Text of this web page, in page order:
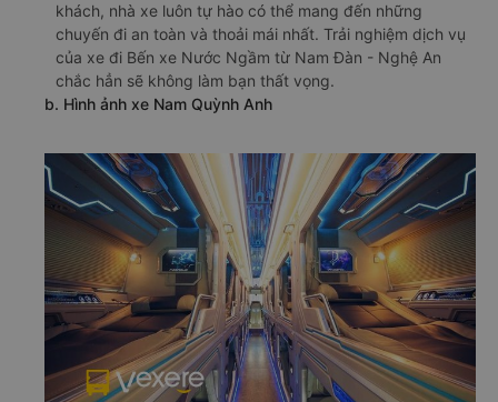
khách, nhà xe luôn tự hào có thể mang đến những
chuyến đi an toàn và thoải mái nhất. Trải nghiệm dịch vụ
của xe đi Bến xe Nước Ngầm từ Nam Đàn - Nghệ An
chắc hẳn sẽ không làm bạn thất vọng.
b. Hình ảnh xe Nam Quỳnh Anh